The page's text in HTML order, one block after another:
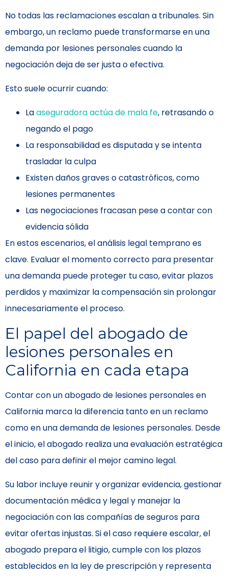
No todas las reclamaciones escalan a tribunales. Sin
embargo, un reclamo puede transformarse en una
demanda por lesiones personales cuando la
negociación deja de ser justa o efectiva.
Esto suele ocurrir cuando:
Laaseguradora actúa de mala fe, retrasando o
negando el pago
La responsabilidad es disputada y se intenta
trasladar la culpa
Existen daños graves o catastróficos, como
lesiones permanentes
Las negociaciones fracasan pese a contar con
evidencia sólida
En estos escenarios, el análisis legal temprano es
clave. Evaluar el momento correcto para presentar
una demanda puede proteger tu caso, evitar plazos
perdidos y maximizar la compensación sin prolongar
innecesariamente el proceso.
El papel del abogado de
lesiones personales en
California en cada etapa
Contar con un abogado de lesiones personales en
California marca la diferencia tanto en un reclamo
como en una demanda de lesiones personales. Desde
el inicio, el abogado realiza una evaluación estratégica
del caso para definir el mejor camino legal.
Su labor incluye reunir y organizar evidencia, gestionar
documentación médica y legal y manejar la
negociación con las compañías de seguros para
evitar ofertas injustas. Si el caso requiere escalar, el
abogado prepara el litigio, cumple con los plazos
establecidos en la ley de prescripción y representa